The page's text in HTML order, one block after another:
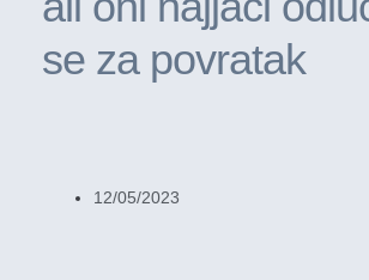
se za povratak
12/05/2023